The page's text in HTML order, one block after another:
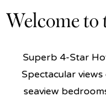
Welcome
Superb 4-Star
Spectacular
seaview